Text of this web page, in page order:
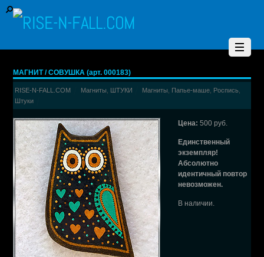
МАГНИТ / СОВУШКА (арт. 000183)
RISE-N-FALL.COM Магниты ШТУКИ Магниты Папье-маше Роспись
Штуки
Цена: 500 руб.
Единственный
экземпляр!
Абсолютно
идентичный повтор
невозможен.
В наличии.